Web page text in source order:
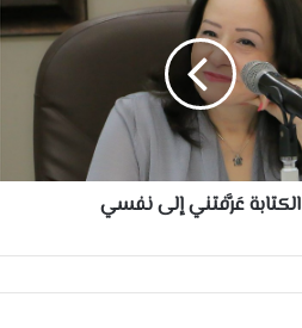
الكتابة عَرَّفتني إلى نفسي